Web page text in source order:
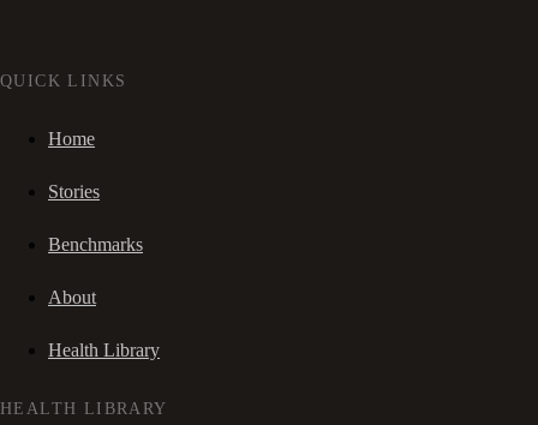
QUICK LINKS
Home
Stories
Benchmarks
About
Health Library
HEALTH LIBRARY